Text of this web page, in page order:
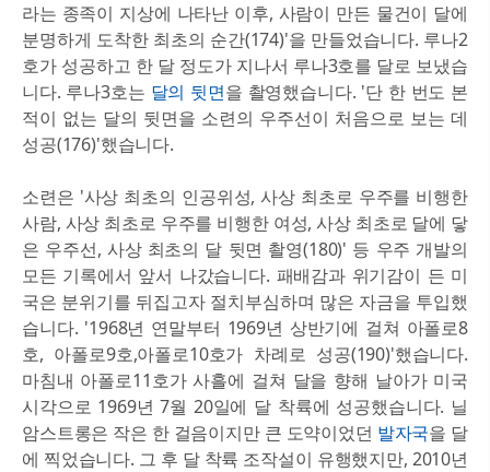
라는 종족이 지상에 나타난 이후, 사람이 만든 물건이 달에
분명하게 도착한 최초의 순간(174)'을 만들었습니다. 루나2
호가 성공하고 한 달 정도가 지나서 루나3호를 달로 보냈습
니다. 루나3호는 달의 뒷면을 촬영했습니다. '단 한 번도 본
적이 없는 달의 뒷면을 소련의 우주선이 처음으로 보는 데
성공(176)'했습니다.
소련은 '사상 최초의 인공위성, 사상 최초로 우주를 비행한
사람, 사상 최초로 우주를 비행한 여성, 사상 최초로 달에 닿
은 우주선, 사상 최초의 달 뒷면 촬영(180)' 등 우주 개발의
모든 기록에서 앞서 나갔습니다. 패배감과 위기감이 든 미
국은 분위기를 뒤집고자 절치부심하며 많은 자금을 투입했
습니다. '1968년 연말부터 1969년 상반기에 걸쳐 아폴로8
호, 아폴로9호,아폴로10호가 차례로 성공(190)'했습니다.
마침내 아폴로11호가 사흘에 걸쳐 달을 향해 날아가 미국
시각으로 1969년 7월 20일에 달 착륙에 성공했습니다. 닐
암스트롱은 작은 한 걸음이지만 큰 도약이었던 발자국을 달
에 찍었습니다. 그 후 달 착륙 조작설이 유행했지만, 2010년